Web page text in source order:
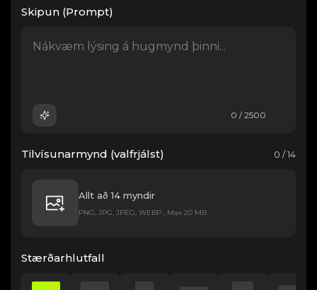
Skipun (Prompt)
0 / 2500
Tilvísunarmynd (valfrjálst) 0 / 14
Allt að 14 myndir
PNG, JPG, JPEG, WEBP , Max 20 MB
Stærðarhlutfall